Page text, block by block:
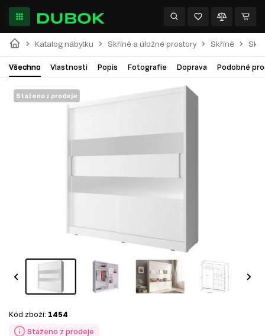
Katalog nábytku Skříně a úložné prostory Skříně
Všechno Vlastnosti Popis Fotografie Doprava Podobné
Staženo z prodeje
Staženo z prodeje
Kód zboží: 1454